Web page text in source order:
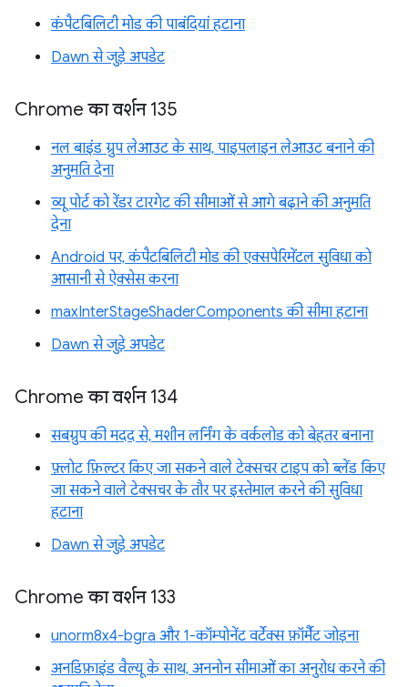
कंपैटबिलिटी मोड की पाबंदियां हटाना
Dawn से जुड़े अपडेट
Chrome का वर्शन 135
नल बाइंड ग्रुप लेआउट के साथ, पाइपलाइन लेआउट बनाने की
अनुमति देना
व्यू पोर्ट को रेंडर टारगेट की सीमाओं से आगे बढ़ाने की अनुमति
देना
Android पर, कंपैटबिलिटी मोड की एक्सपेरिमेंटल सुविधा को
आसानी से ऐक्सेस करना
maxInterStageShaderComponents की सीमा हटाना
Dawn से जुड़े अपडेट
Chrome का वर्शन 134
सबग्रुप की मदद से, मशीन लर्निंग के वर्कलोड को बेहतर बनाना
फ़्लोट फ़िल्टर किए जा सकने वाले टेक्सचर टाइप को ब्लेंड किए
जा सकने वाले टेक्सचर के तौर पर इस्तेमाल करने की सुविधा
हटाना
Dawn से जुड़े अपडेट
Chrome का वर्शन 133
unorm8x4-bgra और 1-कॉम्पोनेंट वर्टेक्स फ़ॉर्मैट जोड़ना
अनडिफ़ाइंड वैल्यू के साथ, अननोन सीमाओं का अनुरोध करने की